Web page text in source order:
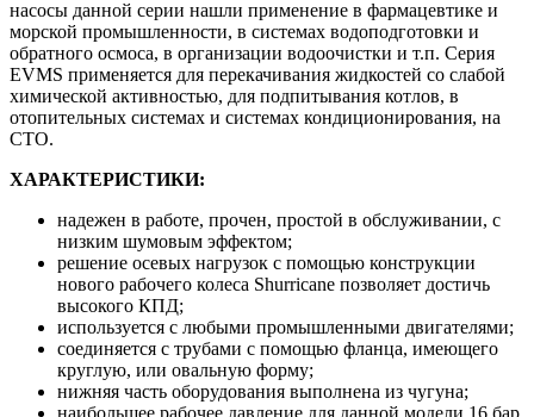
насосы данной серии нашли применение в фармацевтике и
морской промышленности, в системах водоподготовки и
обратного осмоса, в организации водоочистки и т.п. Серия
EVMS применяется для перекачивания жидкостей со слабой
химической активностью, для подпитывания котлов, в
отопительных системах и системах кондиционирования, на
СТО.
ХАРАКТЕРИСТИКИ:
надежен в работе, прочен, простой в обслуживании, с
низким шумовым эффектом;
решение осевых нагрузок с помощью конструкции
нового рабочего колеса Shurricane позволяет достичь
высокого КПД;
используется с любыми промышленными двигателями;
соединяется с трубами с помощью фланца, имеющего
круглую, или овальную форму;
нижняя часть оборудования выполнена из чугуна;
наибольшее рабочее давление для данной модели 16 бар